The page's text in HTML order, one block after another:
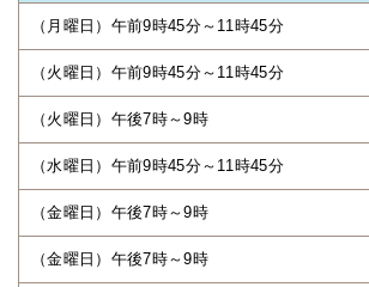
（月曜日）午前9時45分～11時45分
（火曜日）午前9時45分～11時45分
（火曜日）午後7時～9時
（水曜日）午前9時45分～11時45分
（金曜日）午後7時～9時
（金曜日）午後7時～9時